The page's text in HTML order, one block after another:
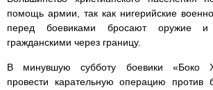
помощь армии, так как нигерийские
перед боевиками бросают оружие
гражданскими через границу.
В минувшую субботу боевики «Боко
провести карательную операцию против